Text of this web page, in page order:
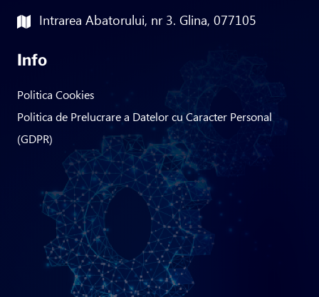
Intrarea Abatorului, nr 3. Glina, 077105
Info
Politica Cookies
Politica de Prelucrare a Datelor cu Caracter Personal
(GDPR)